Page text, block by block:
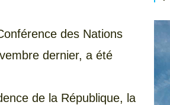
des Nations
dernier, a été
de la République, la